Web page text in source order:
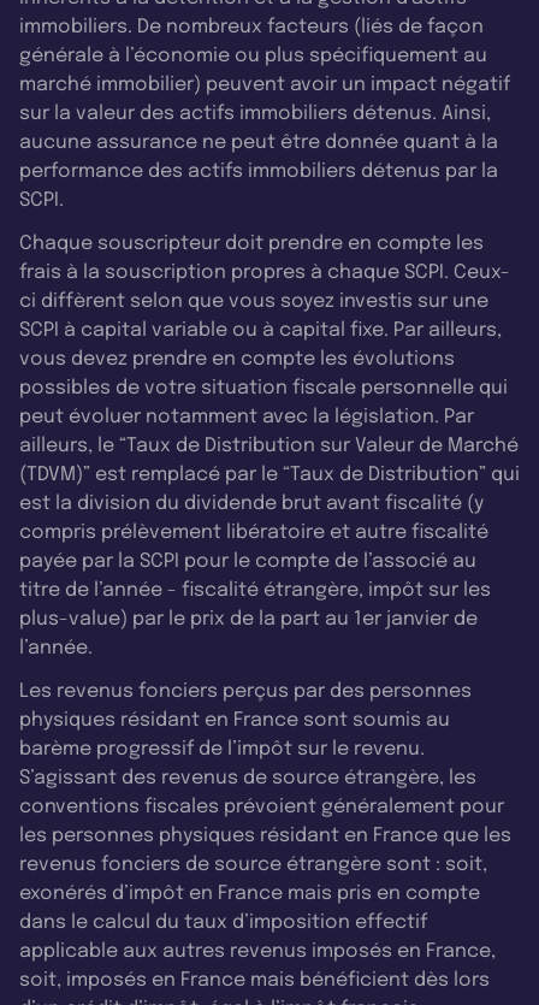
immobiliers. De nombreux facteurs (liés de façon
générale à l’économie ou plus spécifiquement au
marché immobilier) peuvent avoir un impact négatif
sur la valeur des actifs immobiliers détenus. Ainsi,
aucune assurance ne peut être donnée quant à la
performance des actifs immobiliers détenus par la
SCPI.
Chaque souscripteur doit prendre en compte les
frais à la souscription propres à chaque SCPI. Ceux-
ci diffèrent selon que vous soyez investis sur une
SCPI à capital variable ou à capital fixe. Par ailleurs,
vous devez prendre en compte les évolutions
possibles de votre situation fiscale personnelle qui
peut évoluer notamment avec la législation. Par
ailleurs, le “Taux de Distribution sur Valeur de Marché
(TDVM)” est remplacé par le “Taux de Distribution” qui
est la division du dividende brut avant fiscalité (y
compris prélèvement libératoire et autre fiscalité
payée par la SCPI pour le compte de l’associé au
titre de l’année - fiscalité étrangère, impôt sur les
plus-value) par le prix de la part au 1er janvier de
l’année.
Les revenus fonciers perçus par des personnes
physiques résidant en France sont soumis au
barème progressif de l’impôt sur le revenu.
S’agissant des revenus de source étrangère, les
conventions fiscales prévoient généralement pour
les personnes physiques résidant en France que les
revenus fonciers de source étrangère sont : soit,
exonérés d’impôt en France mais pris en compte
dans le calcul du taux d’imposition effectif
applicable aux autres revenus imposés en France,
soit, imposés en France mais bénéficient dès lors